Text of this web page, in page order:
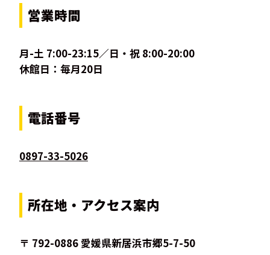
営業時間
月-土 7:00-23:15／日・祝 8:00-20:00
休館日：毎月20日
電話番号
0897-33-5026
所在地・アクセス案内
〒 792-0886 愛媛県新居浜市郷5-7-50